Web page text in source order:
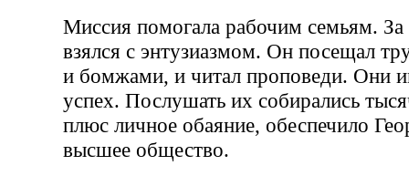
Миссия помогала рабочим семьям. За
взялся с энтузиазмом. Он посещал
и бомжами, и читал проповеди. Они
успех. Послушать их собирались
плюс личное обаяние, обеспечило
высшее общество.